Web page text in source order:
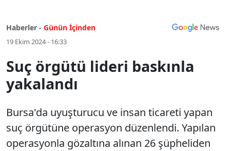
Haberler - Günün İçinden
19 Ekim 2024 - 16:33
Suç örgütü lideri baskınla
yakalandı
Bursa'da uyuşturucu ve insan ticareti yapan
suç örgütüne operasyon düzenlendi. Yapılan
operasyonla gözaltına alınan 26 şüpheliden